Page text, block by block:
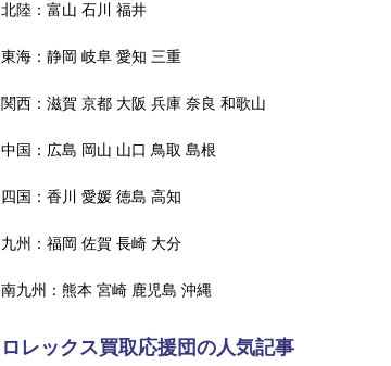
北陸： 富山 石川 福井
東海： 静岡 岐阜 愛知 三重
関西： 滋賀 京都 大阪 兵庫 奈良 和歌山
中国： 広島 岡山 山口 鳥取 島根
四国： 香川 愛媛 徳島 高知
九州： 福岡 佐賀 長崎 大分
南九州： 熊本 宮崎 鹿児島 沖縄
ロレックス買取応援団の人気記事